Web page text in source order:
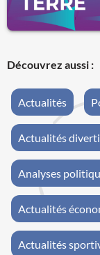
Découvrez aussi :
Actualités
Actualités
Analyses
Actualités
Actualités